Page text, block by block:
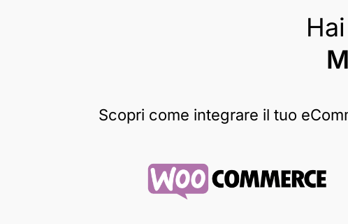
Scopri come integrare il tuo